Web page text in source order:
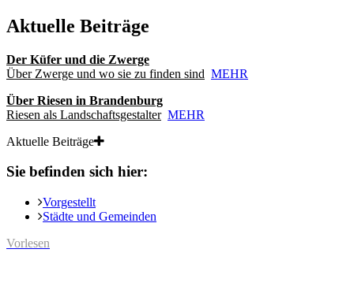
Aktuelle Beiträge
Der Küfer und die Zwerge
Über Zwerge und wo sie zu finden sind MEHR
Über Riesen in Brandenburg
Riesen als Landschaftsgestalter MEHR
Aktuelle Beiträge
Sie befinden sich hier:
Vorgestellt
Städte und Gemeinden
Vorlesen